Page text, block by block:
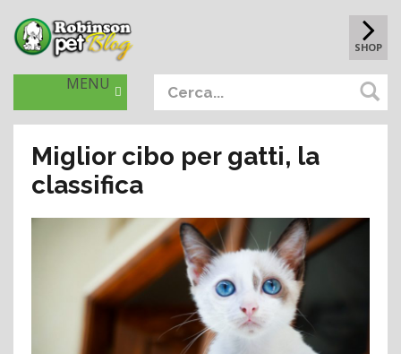
SHOP
MENU
Miglior cibo per gatti, la
classifica